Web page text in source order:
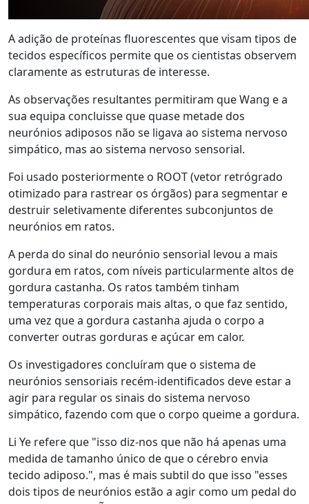
A adição de proteínas fluorescentes que visam tipos de
tecidos específicos permite que os cientistas observem
claramente as estruturas de interesse.
As observações resultantes permitiram que Wang e a
sua equipa concluisse que quase metade dos
neurónios adiposos não se ligava ao sistema nervoso
simpático, mas ao sistema nervoso sensorial.
Foi usado posteriormente o ROOT (vetor retrógrado
otimizado para rastrear os órgãos) para segmentar e
destruir seletivamente diferentes subconjuntos de
neurónios em ratos.
A perda do sinal do neurónio sensorial levou a mais
gordura em ratos, com níveis particularmente altos de
gordura castanha. Os ratos também tinham
temperaturas corporais mais altas, o que faz sentido,
uma vez que a gordura castanha ajuda o corpo a
converter outras gorduras e açúcar em calor.
Os investigadores concluíram que o sistema de
neurónios sensoriais recém-identificados deve estar a
agir para regular os sinais do sistema nervoso
simpático, fazendo com que o corpo queime a gordura.
Li Ye refere que "isso diz-nos que não há apenas uma
medida de tamanho único de que o cérebro envia
tecido adiposo.", mas é mais subtil do que isso "esses
dois tipos de neurónios estão a agir como um pedal do